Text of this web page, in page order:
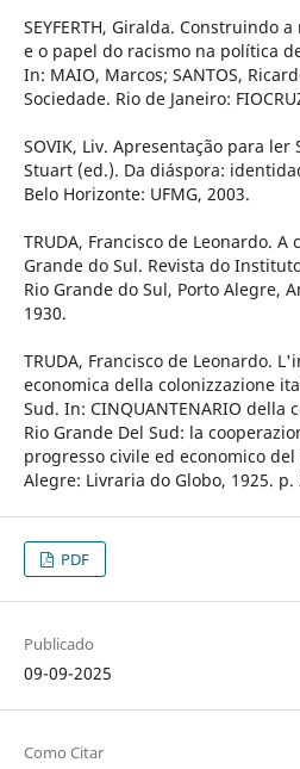
SEYFERTH, Giralda. Construindo
e o papel do racismo na política
In: MAIO, Marcos; SANTOS,
Sociedade. Rio de Janeiro:
SOVIK, Liv. Apresentação para ler
Stuart (ed.). Da diáspora:
Belo Horizonte: UFMG, 2003.
TRUDA, Francisco de Leonardo.
Grande do Sul. Revista do
Rio Grande do Sul, Porto Alegre,
1930.
TRUDA, Francisco de Leonardo.
economica della colonizzazione
Sud. In: CINQUANTENARIO della
Rio Grande Del Sud: la
progresso civile ed economico
Alegre: Livraria do Globo, 1925. p.
PDF
Publicado
09-09-2025
Como Citar